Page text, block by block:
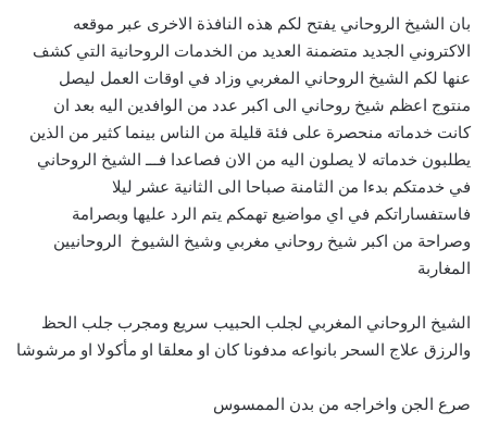
بان الشيخ الروحاني يفتح لكم هذه النافذة الاخرى عبر موقعه
الاكتروني الجديد متضمنة العديد من الخدمات الروحانية التي كشف
عنها لكم الشيخ الروحاني المغربي وزاد في اوقات العمل ليصل
منتوج اعظم شيخ روحاني الى اكبر عدد من الوافدين اليه بعد ان
كانت خدماته منحصرة على فئة قليلة من الناس بينما كثير من الذين
يطلبون خدماته لا يصلون اليه من الان فصاعدا فـــ الشيخ الروحاني
في خدمتكم بدءا من الثامنة صباحا الى الثانية عشر ليلا
فاستفساراتكم في اي مواضيع تهمكم يتم الرد عليها وبصرامة
وصراحة من اكبر شيخ روحاني مغربي وشيخ الشيوخ الروحانيين
المغاربة
الشيخ الروحاني المغربي لجلب الحبيب سريع ومجرب جلب الحظ
والرزق علاج السحر بانواعه مدفونا كان او معلقا او مأكولا او مرشوشا
صرع الجن واخراجه من بدن الممسوس